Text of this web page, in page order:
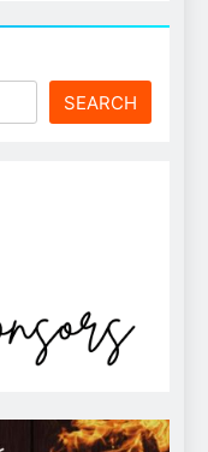
SEARCH